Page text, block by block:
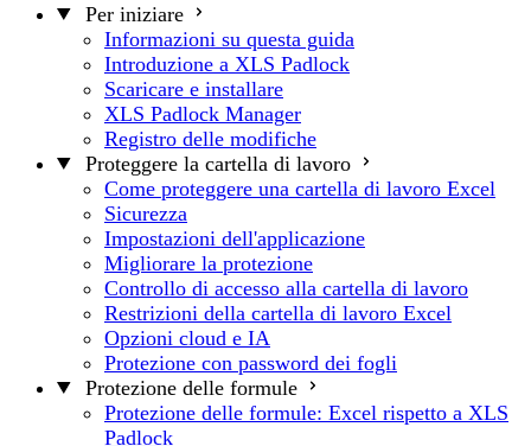
Per iniziare
Informazioni su questa guida
Introduzione a XLS Padlock
Scaricare e installare
XLS Padlock Manager
Registro delle modifiche
Proteggere la cartella di lavoro
Come proteggere una cartella di lavoro Excel
Sicurezza
Impostazioni dell'applicazione
Migliorare la protezione
Controllo di accesso alla cartella di lavoro
Restrizioni della cartella di lavoro Excel
Opzioni cloud e IA
Protezione con password dei fogli
Protezione delle formule
Protezione delle formule: Excel rispetto a XLS
Padlock